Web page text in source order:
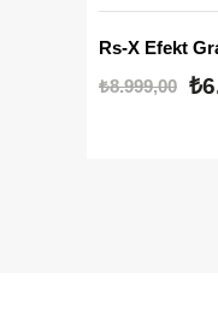
Rs-X Efekt
₺8.999,00